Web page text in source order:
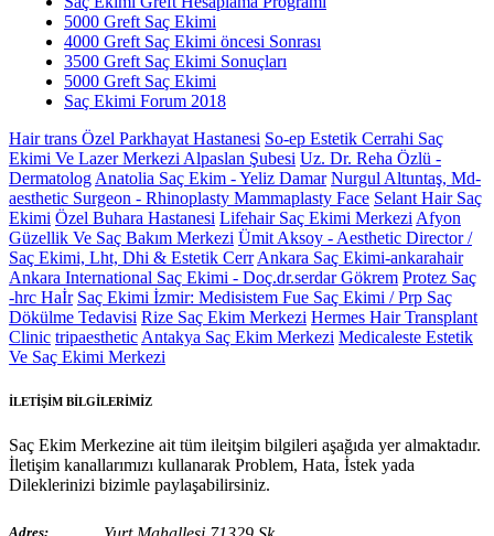
5000 Greft Saç Ekimi
4000 Greft Saç Ekimi öncesi Sonrası
3500 Greft Saç Ekimi Sonuçları
5000 Greft Saç Ekimi
Saç Ekimi Forum 2018
Hair trans Özel Parkhayat Hastanesi So-ep Estetik Cerrahi Saç
Ekimi Ve Lazer Merkezi Alpaslan Şubesi Uz. Dr. Reha Özlü -
Dermatolog Anatolia Saç Ekim - Yeliz Damar Nurgul Altuntaş, Md-
aesthetic Surgeon - Rhinoplasty Mammaplasty Face Selant Hair Saç
Ekimi Özel Buhara Hastanesi Lifehair Saç Ekimi Merkezi Afyon
Güzellik Ve Saç Bakım Merkezi Ümit Aksoy - Aesthetic Director /
Saç Ekimi, Lht, Dhi & Estetik Cerr Ankara Saç Ekimi-ankarahair
Ankara International Saç Ekimi - Doç.dr.serdar Gökrem Protez Saç
-hrc Haİr Saç Ekimi İzmir: Medisistem Fue Saç Ekimi / Prp Saç
Dökülme Tedavisi Rize Saç Ekim Merkezi Hermes Hair Transplant
Clinic tripaesthetic Antakya Saç Ekim Merkezi Medicaleste Estetik
Ve Saç Ekimi Merkezi
İLETİŞİM BİLGİLERİMİZ
Saç Ekim Merkezine ait tüm ileitşim bilgileri aşağıda yer almaktadır.
İletişim kanallarımızı kullanarak Problem, Hata, İstek yada
Dileklerinizi bizimle paylaşabilirsiniz.
Adres: